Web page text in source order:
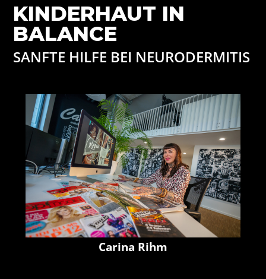
KINDERHAUT IN
BALANCE
SANFTE HILFE BEI NEURODERMITIS
Carina Rihm